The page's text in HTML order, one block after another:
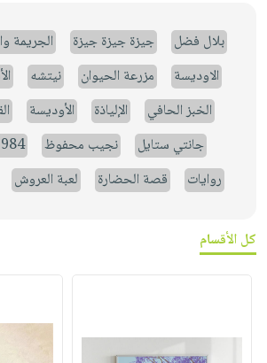
بلال فضل جيزة جيزة جيزة الجريمة
الاوديسة
مزرعة الحيوان نيتشه
الخبز الحافي
الإلياذة الأوديسة
جانتي ستايل
نجيب محفوظ
روايات
قصة الحضارة لعبة العروش
كل الأقسام